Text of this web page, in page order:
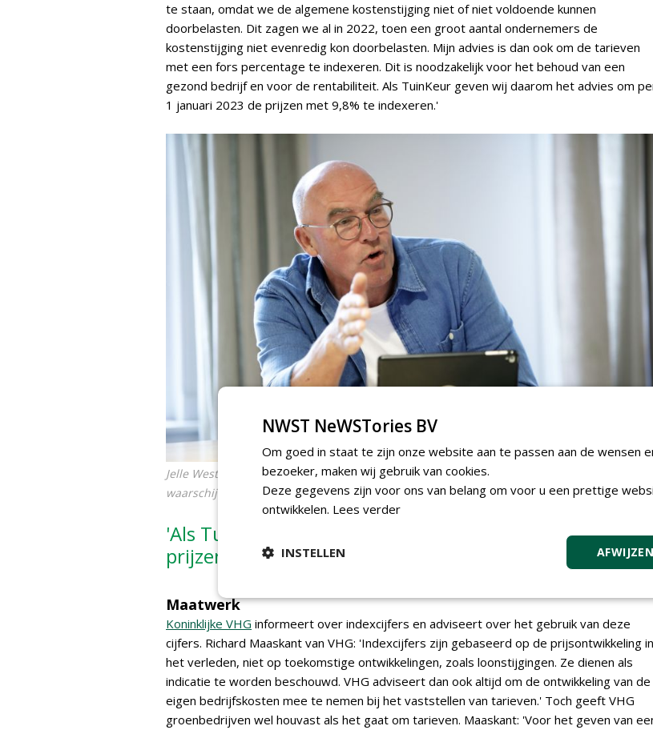
te staan, omdat we de algemene kostenstijging niet of niet voldoende kunnen
doorbelasten. Dit zagen we al in 2022, toen een groot aantal ondernemers de
kostenstijging niet evenredig kon doorbelasten. Mijn advies is dan ook om de tarieven
met een fors percentage te indexeren. Dit is noodzakelijk voor het behoud van een
gezond bedrijf en voor de rentabiliteit. Als TuinKeur geven wij daarom het advies om
1 januari 2023 de prijzen met 9,8% te indexeren.'
Jelle Westra: 'Gemiddeld komt het inflatiecijfer over het jaar 2022 na correctie
waarschijnlijk rond de 10,04% uit'
'Als TuinKeur adviseren wij om per 1 januari 2023 de
prijzen met 9,8% te indexeren'
Maatwerk
Koninklijke VHG informeert over indexcijfers en adviseert over het gebruik van deze
cijfers. Richard Maaskant van VHG: 'Indexcijfers zijn gebaseerd op de prijsontwikkeling in
het verleden, niet op toekomstige ontwikkelingen, zoals loonstijgingen. Ze dienen als
indicatie te worden beschouwd. VHG adviseert dan ook altijd om de ontwikkeling van de
eigen bedrijfskosten mee te nemen bij het vaststellen van tarieven.' Toch geeft VHG
groenbedrijven wel houvast als het gaat om tarieven. Maaskant: 'Voor het geven van
NWST NeWSTories BV
Om goed in staat te zijn onze website aan te passen aan de wensen
bezoeker, maken wij gebruik van cookies.
Deze gegevens zijn voor ons van belang om voor u een prettige
ontwikkelen. Lees verder
AFWIJZEN
INSTELLEN